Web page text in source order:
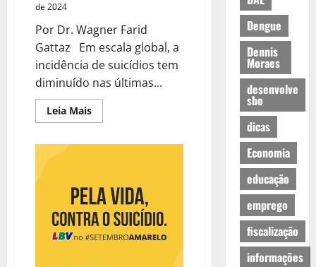
de 2024
Por Dr. Wagner Farid
Gattaz Em escala global, a
incidência de suicídios tem
diminuído nas últimas...
Leia Mais
Dengue
Dennis
Moraes
desenvolve
sbo
dicas
Economia
educação
emprego
fiscalização
informações